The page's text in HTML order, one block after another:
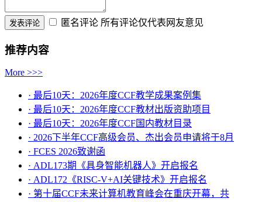
匿名评论 所有评论仅代表网友意见
推荐内容
More >>>
· 最后10天：2026年度CCF教学成果案例集
· 最后10天：2026年度CCF教材出版资助项目
· 最后10天：2026年度CCF国内教材目录
· 2026下半年CCF高级会员、杰出会员申请将于8月
· FCES 2026致谢函
· ADL173期《具身智能机器人》开启报名
· ADL172《RISC-V+AI关键技术》开启报名
· 第十届CCF未来计算机教育峰会在重庆开幕，共